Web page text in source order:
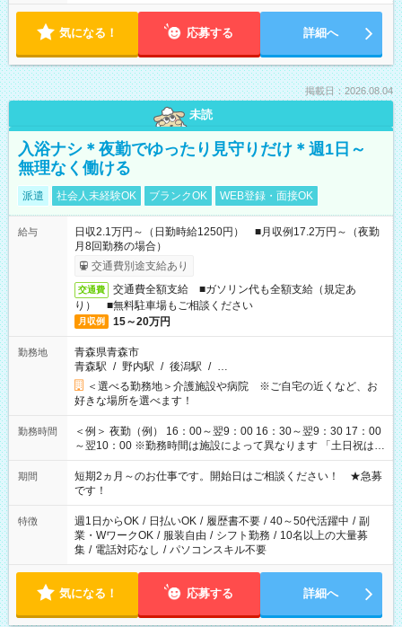
気になる！ 応募する 詳細へ
掲載日：2026.08.04
未読
入浴ナシ＊夜勤でゆったり見守りだけ＊週1日～
無理なく働ける
派遣 社会人未経験OK ブランクOK WEB登録・面接OK
給与
日収2.1万円～（日勤時給1250円） ■月収例17.2万円～（夜勤
月8回勤務の場合）
交通費別途支給あり
交通費
交通費全額支給 ■ガソリン代も全額支給（規定あ
り） ■無料駐車場もご相談ください
月収例 15～20万円
勤務地
青森県青森市
青森駅 / 野内駅 / 後潟駅 / …
＜選べる勤務地＞介護施設や病院 ※ご自宅の近くなど、お
好きな場所を選べます！
勤務時間
＜例＞ 夜勤（例） 16：00～翌9：00 16：30～翌9：30 17：00
～翌10：00 ※勤務時間は施設によって異なります 「土日祝は休
みたい」 「しっかり稼ぎたい」 「もう少し遅い時間から始めた
い」など ご希望にあったお仕事をご案内いたします。 ※未経験
の方の場合は1～2ヶ月間は日中での仕事を経験いただき、 お
仕事に慣れてからの夜勤になります。 ★家庭の都合でお休みが
必要な場合も遠慮なくご相談ください。
期間
短期2ヵ月～のお仕事です。開始日はご相談ください！ ★急募
です！
特徴 週1日からOK / 日払いOK / 履歴書不要 / 40～50代活躍中 / 副
業・WワークOK / 服装自由 / シフト勤務 / 10名以上の大量募
集 / 電話対応なし / パソコンスキル不要
気になる！ 応募する 詳細へ